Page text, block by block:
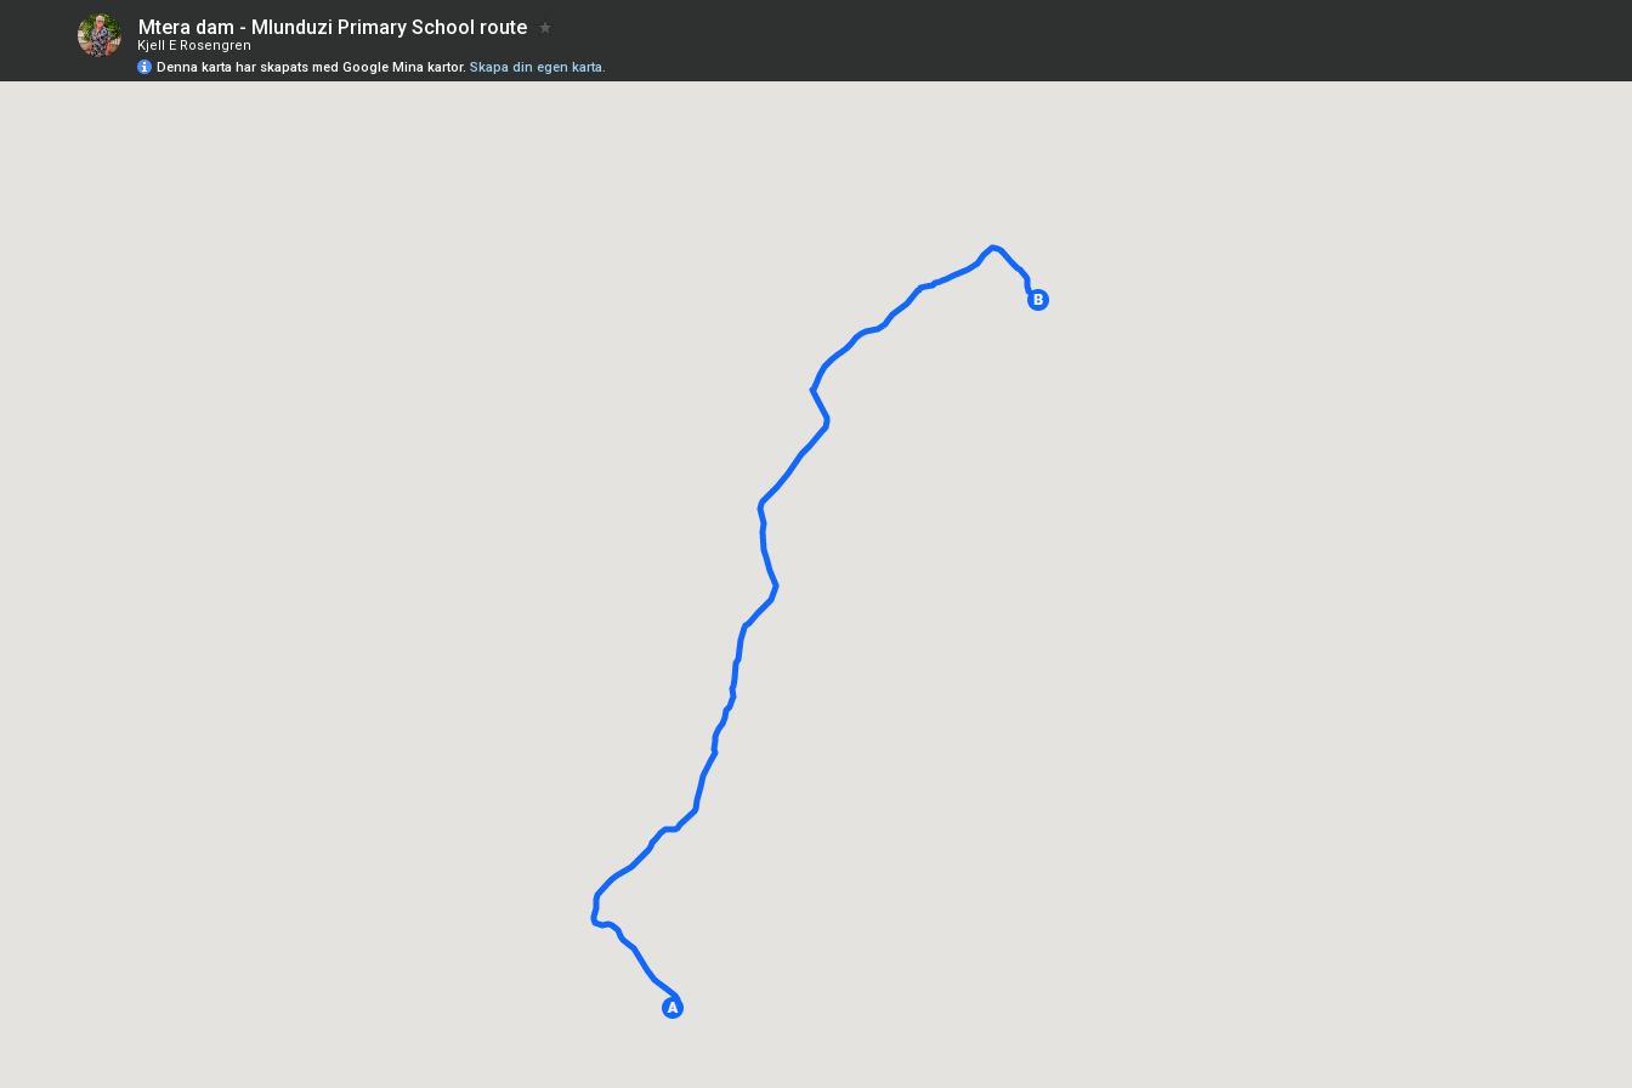
Mtera dam - Mlunduzi Primary School route
Kjell E Rosengren
Denna karta har skapats med Google Mina kartor. Skapa din egen karta.